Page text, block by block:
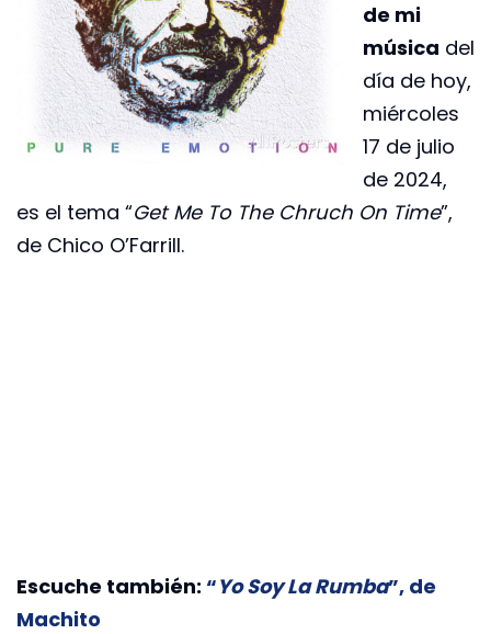
de mi
música del
día de hoy,
miércoles
17 de julio
de 2024,
es el tema “Get Me To The Chruch On Time”,
de Chico O’Farrill.
Escuche también: “Yo Soy La Rumba”, de
Machito